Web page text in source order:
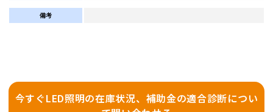
備考
今すぐLED照明の在庫状況、補助金の適合診断につい